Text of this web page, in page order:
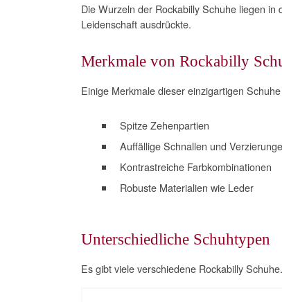
Die Wurzeln der Rockabilly Schuhe liegen in
Leidenschaft ausdrückte.
Merkmale von Rockabilly
Einige Merkmale dieser einzigartigen
Spitze Zehenpartien
Auffällige Schnallen und
Kontrastreiche Farbkombinationen
Robuste Materialien wie Leder
Unterschiedliche Schuhtypen
Es gibt viele verschiedene Rockabilly